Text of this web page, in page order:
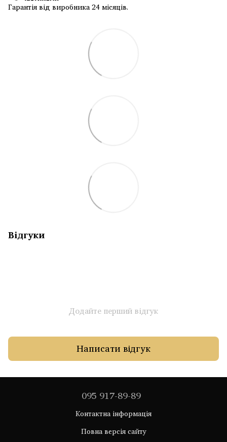
Гарантія від виробника 24 місяців.
Відгуки
Додайте перший відгук
Написати відгук
095 917-89-89
Контактна інформація
Повна версія сайту